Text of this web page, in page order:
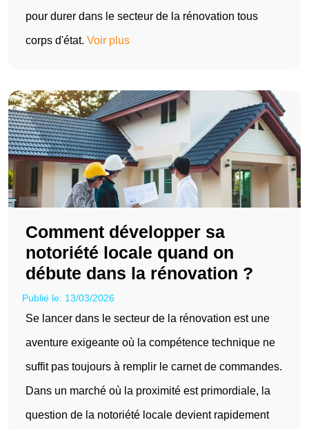
pour durer dans le secteur de la rénovation tous
corps d'état. Voir plus
Comment développer sa
notoriété locale quand on
débute dans la rénovation ?
Publié le: 13/03/2026
Se lancer dans le secteur de la rénovation est une
aventure exigeante où la compétence technique ne
suffit pas toujours à remplir le carnet de commandes.
Dans un marché où la proximité est primordiale, la
question de la notoriété locale devient rapidement